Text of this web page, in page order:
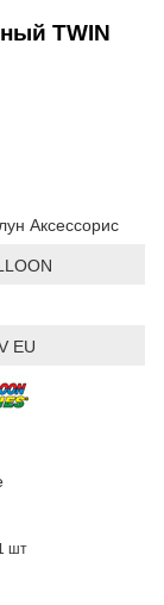
TWIN
Аксессорис
EU
шт